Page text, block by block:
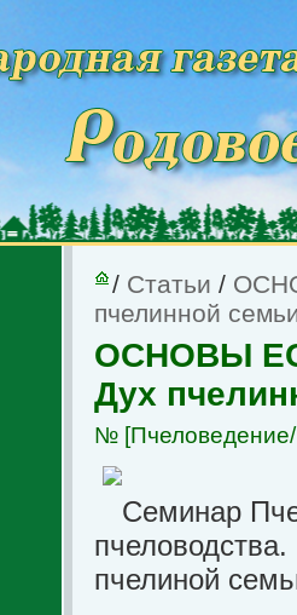
/ Статьи /
пчелинной
ОСНОВЫ
Дух
№
Семинар
пчелиной